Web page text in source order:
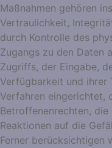
Maßnahmen gehören
Vertraulichkeit,
durch Kontrolle des
Zugangs zu den Daten
Zugriffs, der Eingabe,
Verfügbarkeit und ihrer
Verfahren eingerichtet,
Betroffenenrechten,
Reaktionen auf die
Ferner berücksichtigen